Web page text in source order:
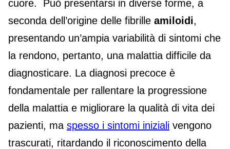
cuore. Può presentarsi in diverse forme, a
seconda dell’origine delle fibrille amiloidi,
presentando un’ampia variabilità di sintomi che
la rendono, pertanto, una malattia difficile da
diagnosticare. La diagnosi precoce è
fondamentale per rallentare la progressione
della malattia e migliorare la qualità di vita dei
pazienti, ma spesso i sintomi iniziali vengono
trascurati, ritardando il riconoscimento della